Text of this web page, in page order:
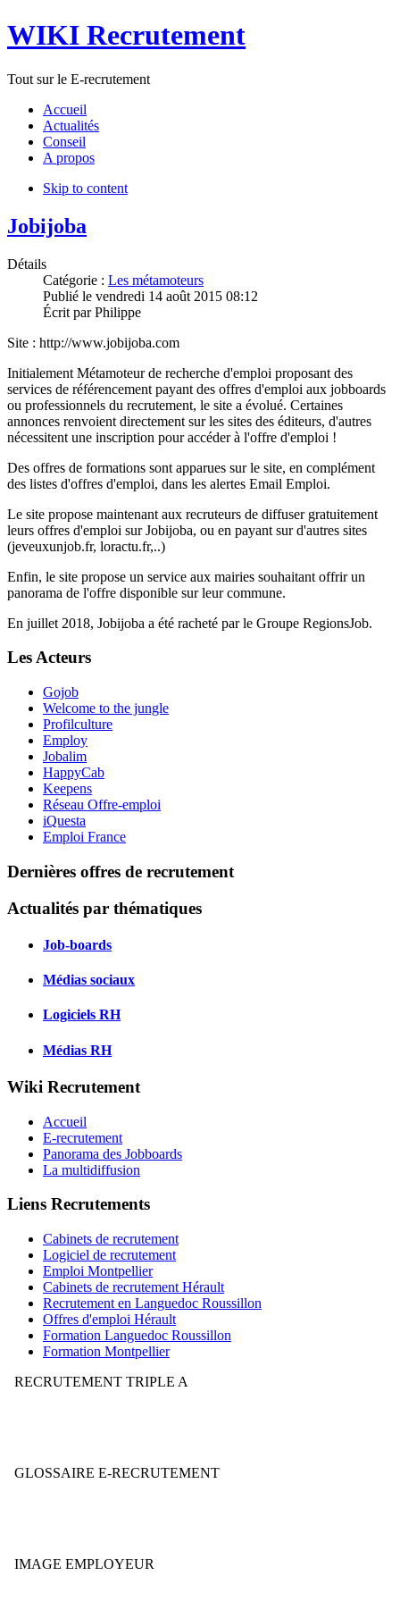
WIKI Recrutement
Tout sur le E-recrutement
Accueil
Actualités
Conseil
A propos
Skip to content
Jobijoba
Détails
Catégorie : Les métamoteurs
Publié le vendredi 14 août 2015 08:12
Écrit parPhilippe
Site : http://www.jobijoba.com
Initialement Métamoteur de recherche d'emploi proposant des
services de référencement payant des offres d'emploi aux jobboards
ou professionnels du recrutement, le site a évolué. Certaines
annonces renvoient directement sur les sites des éditeurs, d'autres
nécessitent une inscription pour accéder à l'offre d'emploi !
Des offres de formations sont apparues sur le site, en complément
des listes d'offres d'emploi, dans les alertes Email Emploi.
Le site propose maintenant aux recruteurs de diffuser gratuitement
leurs offres d'emploi sur Jobijoba, ou en payant sur d'autres sites
(jeveuxunjob.fr, loractu.fr,..)
Enfin, le site propose un service aux mairies souhaitant offrir un
panorama de l'offre disponible sur leur commune.
En juillet 2018, Jobijoba a été racheté par le Groupe RegionsJob.
Les Acteurs
Gojob
Welcome to the jungle
Profilculture
Employ
Jobalim
HappyCab
Keepens
Réseau Offre-emploi
iQuesta
Emploi France
Dernières offres de recrutement
Actualités par thématiques
Job-boards
Médias sociaux
Logiciels RH
Médias RH
Wiki Recrutement
Accueil
E-recrutement
Panorama des Jobboards
La multidiffusion
Liens Recrutements
Cabinets de recrutement
Logiciel de recrutement
Emploi Montpellier
Cabinets de recrutement Hérault
Recrutement en Languedoc Roussillon
Offres d'emploi Hérault
Formation Languedoc Roussillon
Formation Montpellier
RECRUTEMENT TRIPLE A
GLOSSAIRE E-RECRUTEMENT
IMAGE EMPLOYEUR